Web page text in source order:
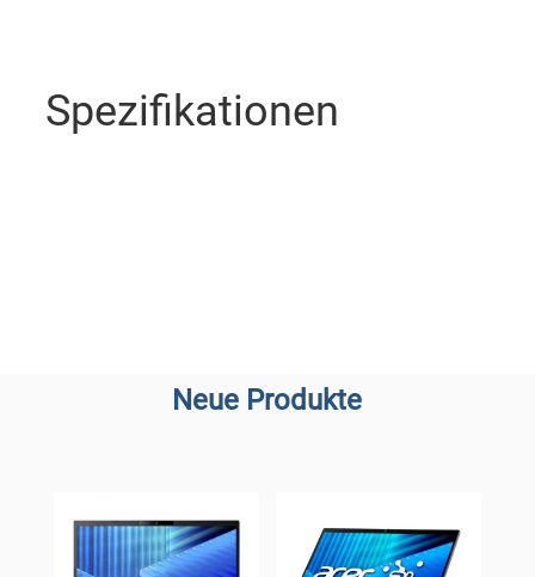
Spezifikationen
Neue Produkte